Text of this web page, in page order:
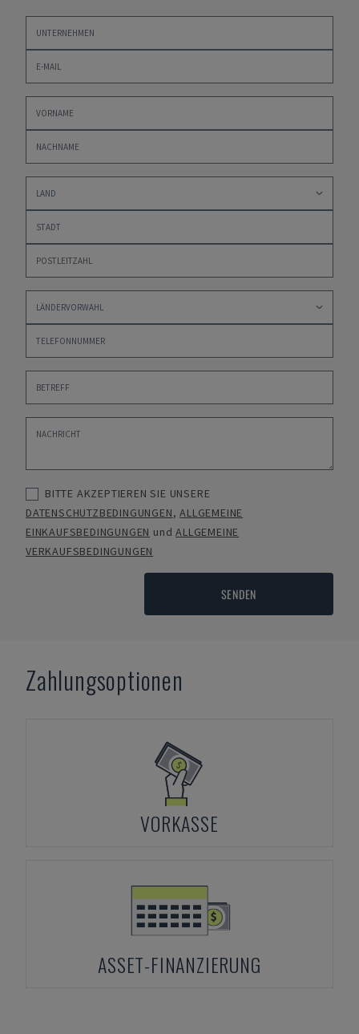
BITTE AKZEPTIEREN SIE UNSERE
DATENSCHUTZBEDINGUNGEN,ALLGEMEINE
EINKAUFSBEDINGUNGEN undALLGEMEINE
VERKAUFSBEDINGUNGEN
SENDEN
Zahlungsoptionen
VORKASSE
ASSET-FINANZIERUNG